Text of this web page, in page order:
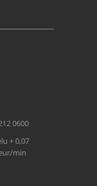
0600
+ 0,07
min